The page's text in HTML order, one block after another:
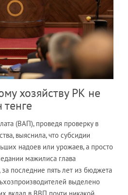
хозяйству РК не
(ВАП), проведя проверку в
выяснила, что субсидии
надоев или урожаев, а просто
мажилиса глава
последние пять лет из бюджета
выделено